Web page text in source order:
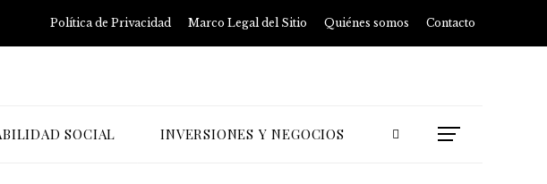
Política de Privacidad Marco Legal del Sitio Quiénes somos Contacto
SOCIAL INVERSIONES Y NEGOCIOS